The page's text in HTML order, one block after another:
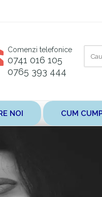
Comenzi telefonice
0741 016 105
0765 393 444
aici
NOI CUM